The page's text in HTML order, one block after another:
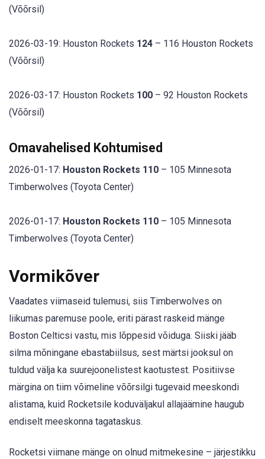
(Võõrsil)
2026-03-19: Houston Rockets 124 – 116 Houston Rockets
(Võõrsil)
2026-03-17: Houston Rockets 100 – 92 Houston Rockets
(Võõrsil)
Omavahelised Kohtumised
2026-01-17: Houston Rockets 110 – 105 Minnesota
Timberwolves (Toyota Center)
2026-01-17: Houston Rockets 110 – 105 Minnesota
Timberwolves (Toyota Center)
Vormikõver
Vaadates viimaseid tulemusi, siis Timberwolves on
liikumas paremuse poole, eriti pärast raskeid mänge
Boston Celticsi vastu, mis lõppesid võiduga. Siiski jääb
silma mõningane ebastabiilsus, sest märtsi jooksul on
tuldud välja ka suurejoonelistest kaotustest. Positiivse
märgina on tiim võimeline võõrsilgi tugevaid meeskondi
alistama, kuid Rocketsile koduväljakul allajäämine haugub
endiselt meeskonna tagataskus.
Rocketsi viimane mänge on olnud mitmekesine – järjestikku